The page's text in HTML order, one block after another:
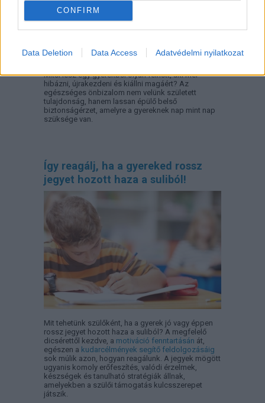
CONFIRM
Data Deletion Data Access Adatvédelmi nyilatkozat
Mitől lesz egy gyerekből olyan felnőtt, aki mer
hibázni, újrakezdeni és kiállni magáért? Az
egészséges önbizalom nem velünk született
tulajdonság, hanem lassan épülő belső
biztonságérzet, amelyre a gyereknek nap mint nap
szüksége van.
Így reagálj, ha a gyereked rossz
jegyet hozott haza a suliból!
Mit tehetünk szülőként, ha a gyerek jó vagy éppen
rossz jegyet hozott haza a suliból? A megfelelő
dicsérettől kezdve, a motiváció fenntartásán át,
egészen a kudarcélmények segítő feldolgozásáig
sok múlik azon, hogyan reagálunk. A jegyek mögött
ugyanis komoly erőfeszítés, valódi érzelmek,
készségek és tanulható stratégiák állnak,
amelyekben a szülői támogatás kulcsszerepet
játszik.